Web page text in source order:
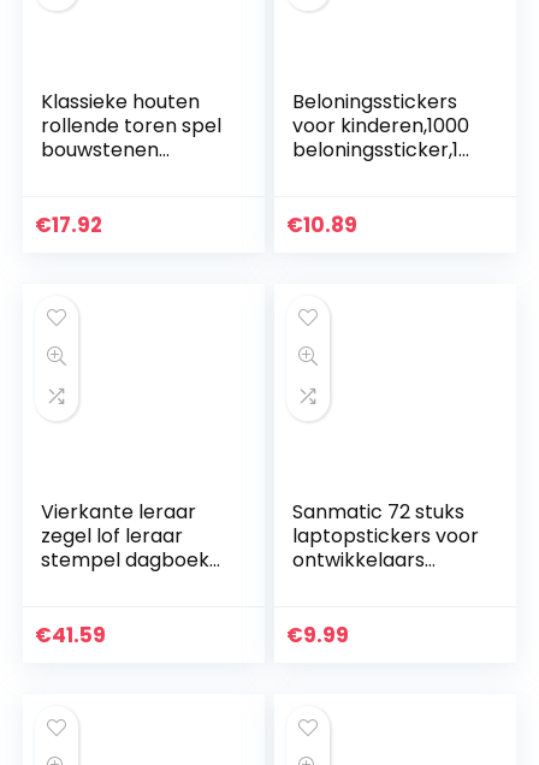
Klassieke houten
rollende toren spel
bouwstenen
volwassenen, grote
€17.92
Beloningsstickers
voor kinderen,1000
beloningssticker,16
schoolstickers,
€10.89
Vierkante leraar
zegel lof leraar
stempel dagboek
schattig
€41.59
Sanmatic 72 stuks
laptopstickers voor
ontwikkelaars
++, Python, Linux,
€9.99